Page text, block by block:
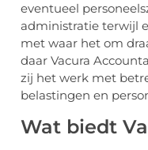
eventueel
administratie terwijl
met waar het om
daar Vacura
zij het werk met
belastingen en
Wat biedt